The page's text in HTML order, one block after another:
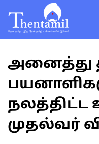
அனைத்து
நலத்திட்ட
முதல்வர்